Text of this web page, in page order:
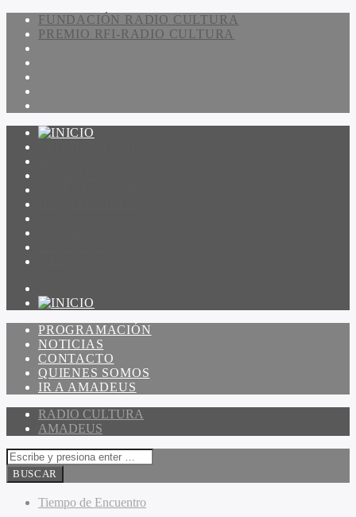
FUNDACIÓN RADIO CULTURA
PREMIO RFI-RADIO CULTURA
PROGRAMACIÓN
NOTICIAS
CONTACTO
QUIENES SOMOS
IR A AMADEUS
RADIO CULTURA
AMADEUS
Tiempo de Encuentro